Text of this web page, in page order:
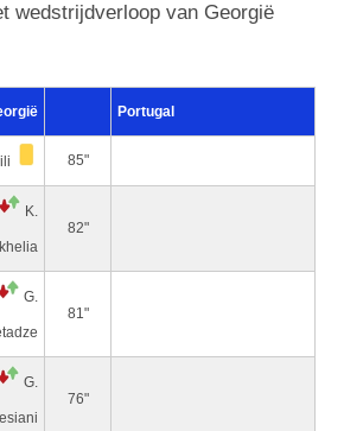
wedstrijdverloop van Georgië
Portugal
85"
K.
82"
G.
81"
G.
76"